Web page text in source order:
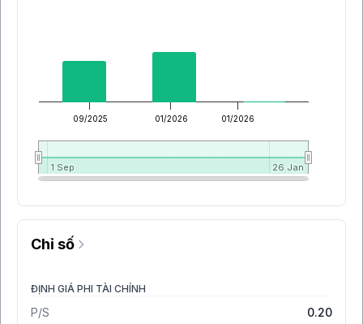
09/2025 01/2026 01/2026
1 Sep
1 Sep 26 Jan
26 Jan
Chỉ số
ĐỊNH GIÁ PHI TÀI CHÍNH
P/S
0.20